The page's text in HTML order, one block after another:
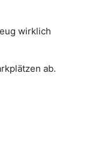
wirklich
ab.